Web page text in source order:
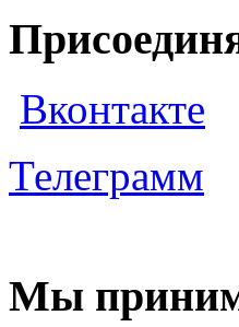
Вконтакте
Телеграмм
Мы